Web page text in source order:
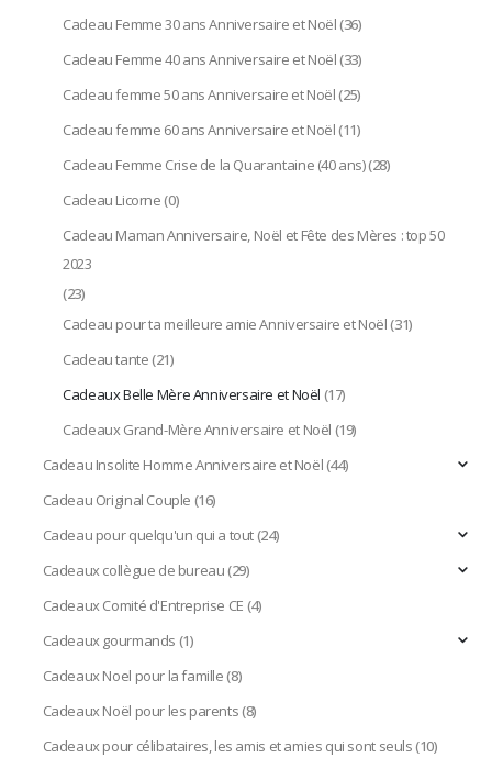
Cadeau Femme 30 ans Anniversaire et Noël(36)
Cadeau Femme 40 ans Anniversaire et Noël(33)
Cadeau femme 50 ans Anniversaire et Noël(25)
Cadeau femme 60 ans Anniversaire et Noël(11)
Cadeau Femme Crise de la Quarantaine (40 ans)(28)
Cadeau Licorne(0)
Cadeau Maman Anniversaire, Noël et Fête des Mères : top 50
2023
(23)
Cadeau pour ta meilleure amie Anniversaire et Noël(31)
Cadeau tante(21)
Cadeaux Belle Mère Anniversaire et Noël (17)
Cadeaux Grand-Mère Anniversaire et Noël (19)
Cadeau Insolite Homme Anniversaire et Noël(44)
Cadeau Original Couple (16)
Cadeau pour quelqu'un qui a tout(24)
Cadeaux collègue de bureau(29)
Cadeaux Comité d'Entreprise CE (4)
Cadeaux gourmands (1)
Cadeaux Noel pour la famille(8)
Cadeaux Noël pour les parents(8)
Cadeaux pour célibataires, les amis et amies qui sont seuls(10)